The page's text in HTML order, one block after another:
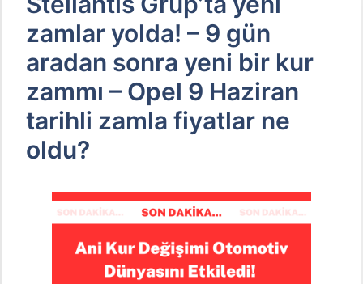
zamlar yolda! – 9 gün
aradan sonra yeni bir kur
zammı – Opel 9 Haziran
tarihli zamla fiyatlar ne
oldu?